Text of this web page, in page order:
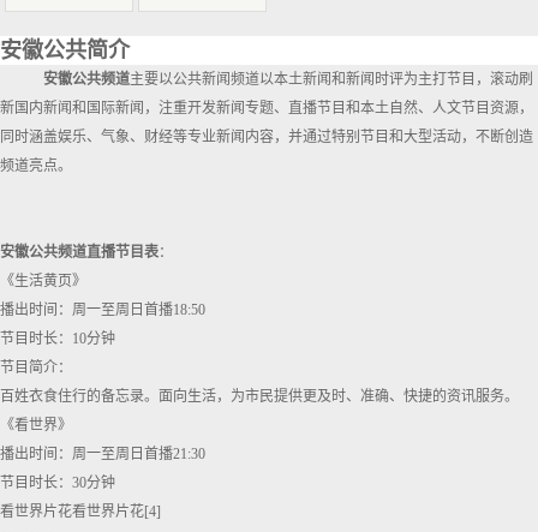
安徽公共简介
安徽公共频道主要以公共新闻频道以本土新闻和新闻时评为主打节目，滚动刷
新国内新闻和国际新闻，注重开发新闻专题、直播节目和本土自然、人文节目资源，
同时涵盖娱乐、气象、财经等专业新闻内容，并通过特别节目和大型活动，不断创造
频道亮点。
安徽公共频道直播节目表：
《生活黄页》
播出时间：周一至周日首播18:50
节目时长：10分钟
节目简介：
百姓衣食住行的备忘录。面向生活，为市民提供更及时、准确、快捷的资讯服务。
《看世界》
播出时间：周一至周日首播21:30
节目时长：30分钟
看世界片花看世界片花[4]